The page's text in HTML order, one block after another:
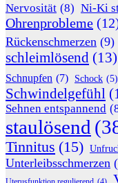
Nervosität (8) Ni-Ki
Ohrenprobleme
Rückenschmerzen (9)
schleimlösend (13)
Schnupfen (7) Schock (5)
Schwindelgefühl
Sehnen entspannend
staulösend
Tinnitus (15)
Unterleibsschmerzen